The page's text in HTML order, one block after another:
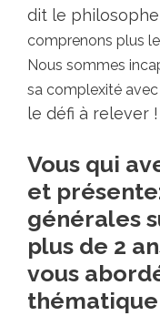
dit le
comprenons plus
Nous sommes
sa complexité avec
le défi à relever !
Vous qui
et
générales
plus de 2
vous
thématique